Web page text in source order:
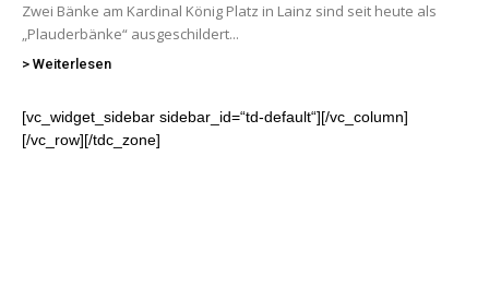
Zwei Bänke am Kardinal König Platz in Lainz sind seit heute als
„Plauderbänke“ ausgeschildert...
> Weiterlesen
[vc_widget_sidebar sidebar_id=“td-default“][/vc_column]
[/vc_row][/tdc_zone]